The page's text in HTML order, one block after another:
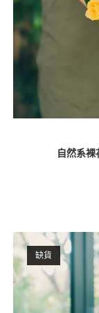
自然系
缺貨